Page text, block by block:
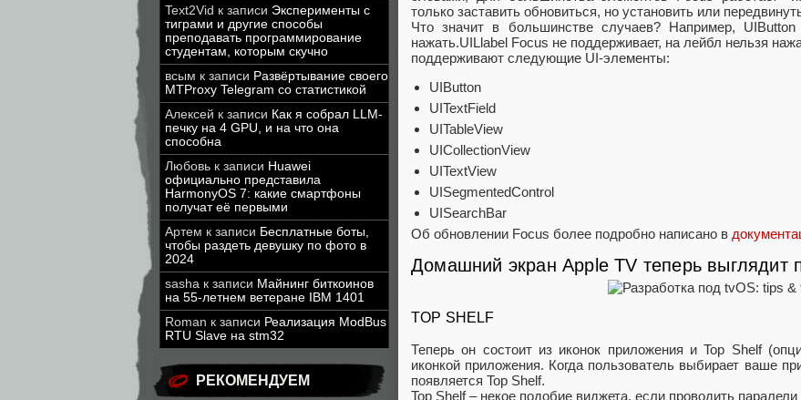
Text2Vid к записи Эксперименты с
тиграми и другие способы
преподавать программирование
студентам, которым скучно
всым к записи Развёртывание своего
MTProxy Telegram со статистикой
Алексей к записи Как я собрал LLM-
печку на 4 GPU, и на что она
способна
Любовь к записи Huawei
официально представила
HarmonyOS 7: какие смартфоны
получат её первыми
Артем к записи Бесплатные боты,
чтобы раздеть девушку по фото в
2024
sasha к записи Майнинг биткоинов
на 55-летнем ветеране IBM 1401
Roman к записи Реализация ModBus
RTU Slave на stm32
РЕКОМЕНДУЕМ
только заставить обновиться, но установить или
Что значит в большинстве случаев? Например,
нажать.UILlabel Focus не поддерживает, на лейбл нельзя
поддерживают следующие UI-элементы:
UIButton
UITextField
UITableView
UICollectionView
UITextView
UISegmentedControl
UISearchBar
Об обновлении Focus более подробно написано в
Домашний экран Apple TV теперь выглядит
TOP SHELF
Теперь он состоит из иконок приложения и Top Shelf
иконкой приложения. Когда пользователь выбирает ваше
появляется Top Shelf.
Top Shelf – некое подобие виджета, если проводить паралели